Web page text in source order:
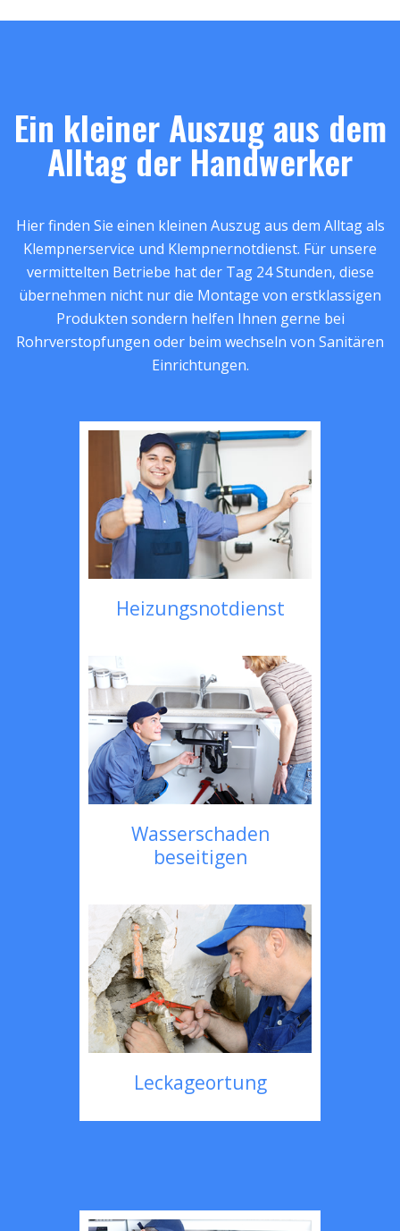
Ein kleiner Auszug aus dem
Alltag der Handwerker
Hier finden Sie einen kleinen Auszug aus dem Alltag als
Klempnerservice und Klempnernotdienst. Für unsere
vermittelten Betriebe hat der Tag 24 Stunden, diese
übernehmen nicht nur die Montage von erstklassigen
Produkten sondern helfen Ihnen gerne bei
Rohrverstopfungen oder beim wechseln von Sanitären
Einrichtungen.
Heizungsnotdienst
Wasserschaden
beseitigen
Leckageortung